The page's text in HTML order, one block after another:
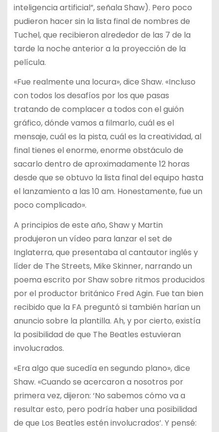
inteligencia artificial”, señala Shaw). Pero poco
pudieron hacer sin la lista final de nombres de
Tuchel, que recibieron alrededor de las 7 de la
tarde la noche anterior a la proyección de la
película.
«Fue realmente una locura», dice Shaw. «Incluso
con todos los desafíos por los que pasas
tratando de complacer a todos con el guión
gráfico, dónde vamos a filmarlo, cuál es el
mensaje, cuál es la pista, cuál es la creatividad, al
final tienes el enorme, enorme obstáculo de
sacarlo dentro de aproximadamente 12 horas
desde que se obtuvo la lista final del equipo hasta
el lanzamiento a las 10 am. Honestamente, fue un
poco complicado».
A principios de este año, Shaw y Martin
produjeron un vídeo para lanzar el set de
Inglaterra, que presentaba al cantautor inglés y
líder de The Streets, Mike Skinner, narrando un
poema escrito por Shaw sobre ritmos producidos
por el productor británico Fred Agin. Fue tan bien
recibido que la FA preguntó si también harían un
anuncio sobre la plantilla. Ah, y por cierto, existía
la posibilidad de que The Beatles estuvieran
involucrados.
«Era algo que sucedía en segundo plano», dice
Shaw. «Cuando se acercaron a nosotros por
primera vez, dijeron: ‘No sabemos cómo va a
resultar esto, pero podría haber una posibilidad
de que Los Beatles estén involucrados’. Y pensé: